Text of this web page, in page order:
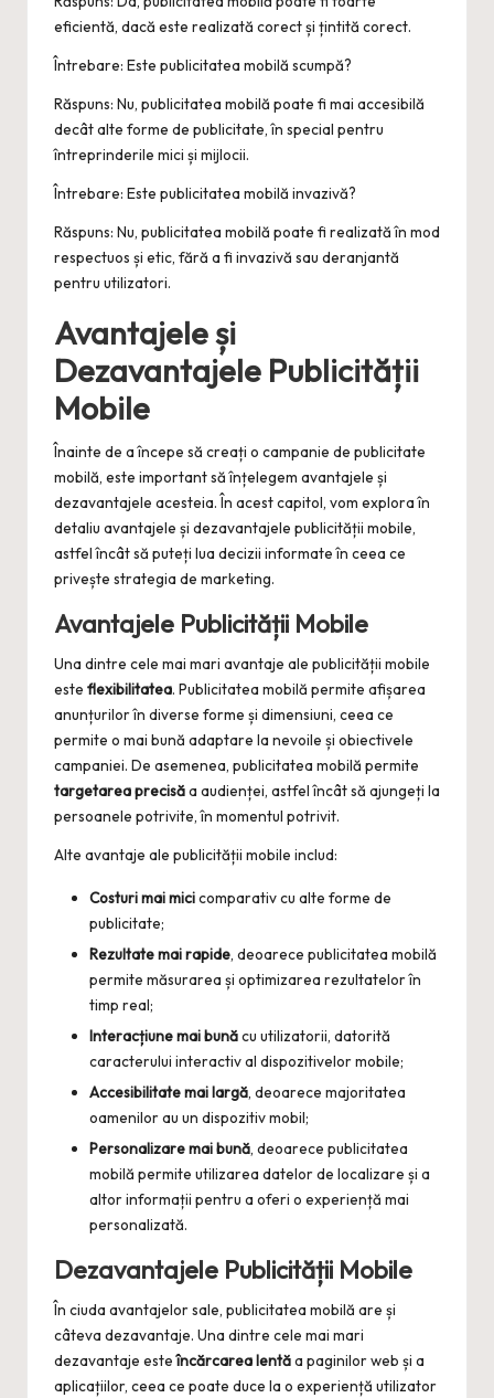
eficientă, dacă este realizată corect și țintită corect.
Întrebare: Este publicitatea mobilă scumpă?
Răspuns: Nu, publicitatea mobilă poate fi mai accesibilă
decât alte forme de publicitate, în special pentru
întreprinderile mici și mijlocii.
Întrebare: Este publicitatea mobilă invazivă?
Răspuns: Nu, publicitatea mobilă poate fi realizată în mod
respectuos și etic, fără a fi invazivă sau deranjantă
pentru utilizatori.
Avantajele și
Dezavantajele Publicității
Mobile
Înainte de a începe să creați o campanie de publicitate
mobilă, este important să înțelegem avantajele și
dezavantajele acesteia. În acest capitol, vom explora în
detaliu avantajele și dezavantajele publicității mobile,
astfel încât să puteți lua decizii informate în ceea ce
privește strategia de marketing.
Avantajele Publicității Mobile
Una dintre cele mai mari avantaje ale publicității mobile
este flexibilitatea. Publicitatea mobilă permite afișarea
anunțurilor în diverse forme și dimensiuni, ceea ce
permite o mai bună adaptare la nevoile și obiectivele
campaniei. De asemenea, publicitatea mobilă permite
targetarea precisăa audienței, astfel încât să ajungeți la
persoanele potrivite, în momentul potrivit.
Alte avantaje ale publicității mobile includ:
Costuri mai micicomparativ cu alte forme de
publicitate;
Rezultate mai rapide, deoarece publicitatea mobilă
permite măsurarea și optimizarea rezultatelor în
timp real;
Interacțiune mai bunăcu utilizatorii, datorită
caracterului interactiv al dispozitivelor mobile;
Accesibilitate mai largă, deoarece majoritatea
oamenilor au un dispozitiv mobil;
Personalizare mai bună, deoarece publicitatea
mobilă permite utilizarea datelor de localizare și a
altor informații pentru a oferi o experiență mai
personalizată.
Dezavantajele Publicității Mobile
În ciuda avantajelor sale, publicitatea mobilă are și
câteva dezavantaje. Una dintre cele mai mari
dezavantaje esteîncărcarea lentăa paginilor web și a
aplicațiilor, ceea ce poate duce la o experiență utilizator